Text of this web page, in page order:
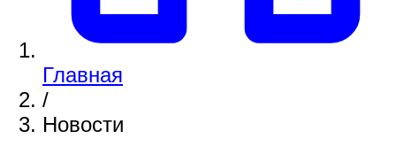
Главная
/
Новости